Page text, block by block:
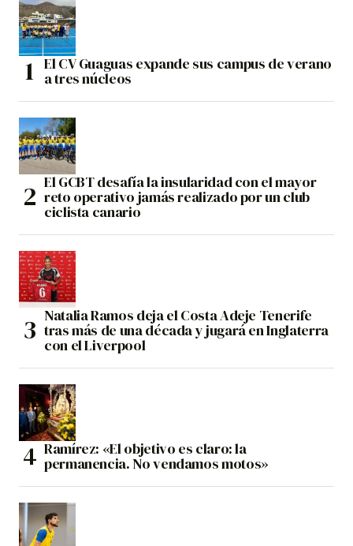
El CV Guaguas expande sus campus de verano
a tres núcleos
El GCBT desafía la insularidad con el mayor
reto operativo jamás realizado por un club
ciclista canario
Natalia Ramos deja el Costa Adeje Tenerife
tras más de una década y jugará en Inglaterra
con el Liverpool
Ramírez: «El objetivo es claro: la
permanencia. No vendamos motos»